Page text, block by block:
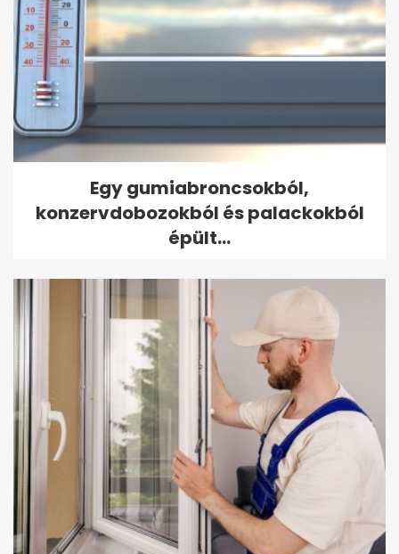
Egy gumiabroncsokból,
konzervdobozokból és palackokból
épült...